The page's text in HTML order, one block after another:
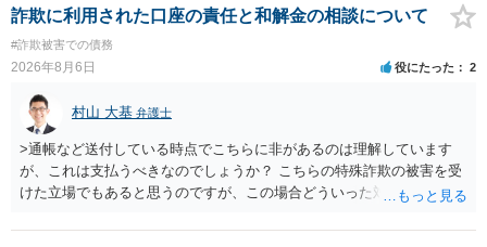
ャレンジなさる意義は十分にあると思います。
詐欺に利用された口座の責任と和解金の相談について
#詐欺被害での債務
2026年8月6日 役にたった 2
村山 大基 弁護士
>通帳など送付している時点でこちらに非があるのは理解しています
が、これは支払うべきなのでしょうか？ こちらの特殊詐欺の被害を受
けた立場でもあると思うのですが、この場合どういった対処が必要で
がいいとは思います。 そもそも、特殊詐欺関係なく旦那さんの行為